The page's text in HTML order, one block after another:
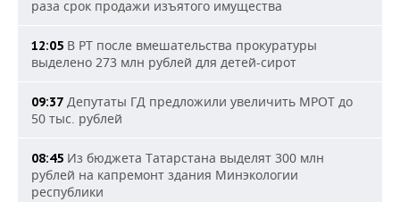
раза срок продажи изъятого имущества
12:05 В РТ после вмешательства прокуратуры
выделено 273 млн рублей для детей-сирот
09:37 Депутаты ГД предложили увеличить МРОТ до
50 тыс. рублей
08:45 Из бюджета Татарстана выделят 300 млн
рублей на капремонт здания Минэкологии
республики